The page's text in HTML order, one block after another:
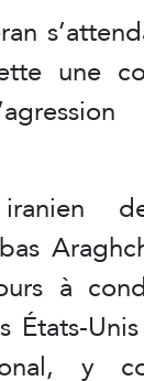
une
à
États-
y